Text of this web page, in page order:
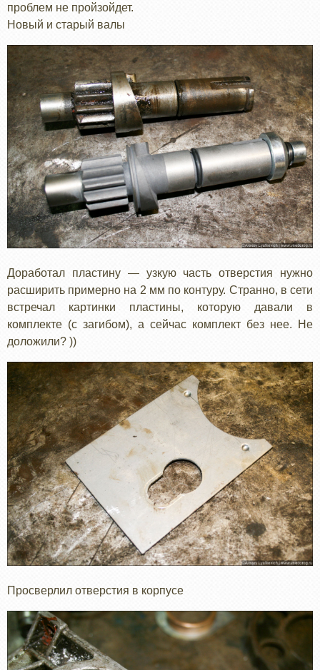
проблем не пройзойдет.
Новый и старый валы
Доработал пластину — узкую часть отверстия нужно
расширить примерно на 2 мм по контуру. Странно, в сети
встречал картинки пластины, которую давали в
комплекте (с загибом), а сейчас комплект без нее. Не
доложили? ))
Просверлил отверстия в корпусе